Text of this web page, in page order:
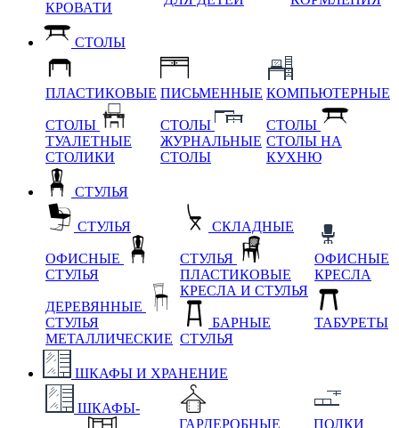
КРОВАТИ
СТОЛЫ
ПЛАСТИКОВЫЕ
СТОЛЫ
ТУАЛЕТНЫЕ
СТОЛИКИ
ПИСЬМЕННЫЕ
СТОЛЫ
ЖУРНАЛЬНЫЕ
СТОЛЫ
КОМПЬЮТЕРНЫЕ
СТОЛЫ
СТОЛЫ НА
КУХНЮ
СТУЛЬЯ
СТУЛЬЯ
ОФИСНЫЕ
СТУЛЬЯ
ДЕРЕВЯННЫЕ
СТУЛЬЯ
МЕТАЛЛИЧЕСКИЕ
СКЛАДНЫЕ
СТУЛЬЯ
ПЛАСТИКОВЫЕ
КРЕСЛА И СТУЛЬЯ
БАРНЫЕ
СТУЛЬЯ
ОФИСНЫЕ
КРЕСЛА
ТАБУРЕТЫ
ШКАФЫ И ХРАНЕНИЕ
ШКАФЫ-
ГАРДЕРОБНЫЕ
ПОЛКИ